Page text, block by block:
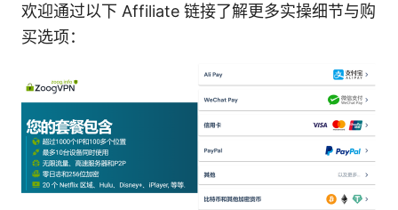
欢迎通过以下 Affiliate 链接了解更多实操细节与购
买选项：